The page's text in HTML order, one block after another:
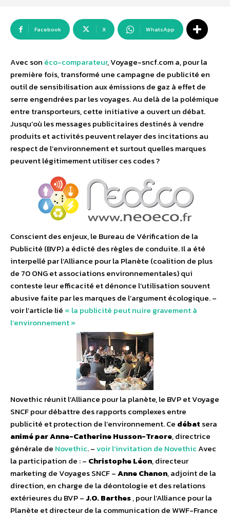
Facebook X WhatsApp
Avec son éco-comparateur, Voyage-sncf.com a, pour la
première fois, transformé une campagne de publicité en
outil de sensibilisation aux émissions de gaz à effet de
serre engendrées par les voyages. Au delà de la polémique
entre transporteurs, cette initiative a ouvert un débat.
Jusqu’où les messages publicitaires destinés à vendre
produits et activités peuvent relayer des incitations au
respect de l’environnement et surtout quelles marques
peuvent légitimement utiliser ces codes ?
Conscient des enjeux, le Bureau de Vérification de la
Publicité (BVP) a édicté des règles de conduite. Il a été
interpellé par l’Alliance pour la Planète (coalition de plus
de 70 ONG et associations environnementales) qui
conteste leur efficacité et dénonce l’utilisation souvent
abusive faite par les marques de l’argument écologique. –
voir l’article lié « la publicité peut nuire gravement à
l’environnement »
Novethic réunit l’Alliance pour la planète, le BVP et Voyage
SNCF pour débattre des rapports complexes entre
publicité et protection de l’environnement. Ce débat sera
animé par Anne-Catherine Husson-Traore, directrice
générale de Novethic. –voir l’invitation de NovethicAvec
la participation de : – Christophe Léon, directeur
marketing de Voyages SNCF –Anne Chanon, adjoint de la
direction, en charge de la déontologie et des relations
extérieures du BVP – J.O. Barthes, pour l’Alliance pour la
Planète et directeur de la communication de WWF-France